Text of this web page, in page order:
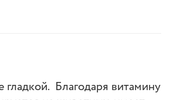
Благодаря витамину